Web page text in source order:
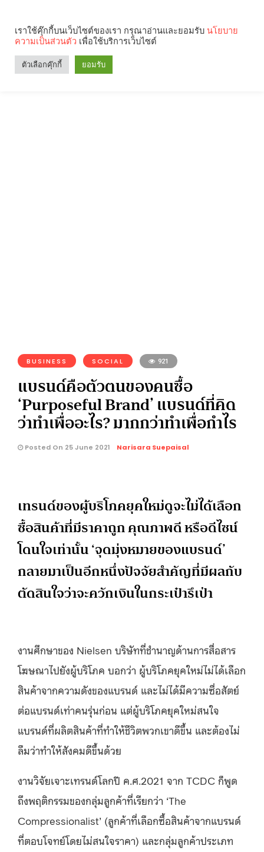
BUSINESS SOCIAL 921
แบรนด์คือตัวตนของคนซื้อ
‘Purposeful Brand’ แบรนด์ที่คิด
ว่าทำเพื่ออะไร? มากกว่าทำเพื่อกำไร
Posted On 25 June 2021 Narisara Suepaisal
เทรนด์ของผู้บริโภคยุคใหม่ดูจะไม่ได้เลือก
ซื้อสินค้าที่มีราคาถูก คุณภาพดี หรือดีไซน์
โดนใจเท่านั้น ‘จุดมุ่งหมายของแบรนด์’
กลายมาเป็นอีกหนึ่งปัจจัยสำคัญที่มีผลกับ
ตัดสินใจว่าจะควักเงินในกระเป๋ารึเป่า
งานศึกษาของ Nielsen บริษัทที่ชำนาญด้านการสื่อสาร
โฆษณาไปยังผู้บริโภค บอกว่า ผู้บริโภคยุคใหม่ไม่ได้เลือก
สินค้าจากความดังของแบรนด์ และไม่ได้มีความซื่อสัตย์
ต่อแบรนด์เท่าคนรุ่นก่อน แต่ผู้บริโภคยุคใหม่สนใจ
แบรนด์ที่ผลิตสินค้าที่ทำให้ชีวิตพวกเขาดีขึ้น และต้องไม่
ลืมว่าทำให้สังคมดีขึ้นด้วย
งานวิจัยเจาะเทรนด์โลกปี ค.ศ.2021 จาก TCDC ก็พูด
ถึงพฤติกรรมของกลุ่มลูกค้าที่เรียกว่า ‘The
Compressionalist’ (ลูกค้าที่เลือกซื้อสินค้าจากแบรนด์
ที่ตอบโจทย์โดยไม่สนใจราคา) และกลุ่มลูกค้าประเภท
เราใช้คุ๊กกี้บนเว็บไซต์ของเรา กรุณาอ่านและยอมรับ นโยบาย
ความเป็นส่วนตัว เพื่อใช้บริการเว็บไซต์
ตัวเลือกคุ๊กกี้ ยอมรับ